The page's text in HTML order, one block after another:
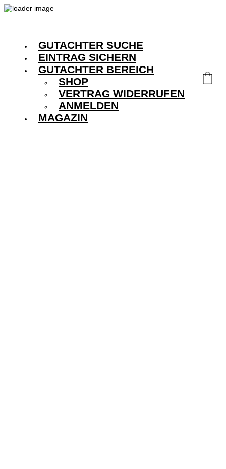
GUTACHTER SUCHE
EINTRAG SICHERN
GUTACHTER BEREICH
SHOP
VERTRAG WIDERRUFEN
ANMELDEN
MAGAZIN